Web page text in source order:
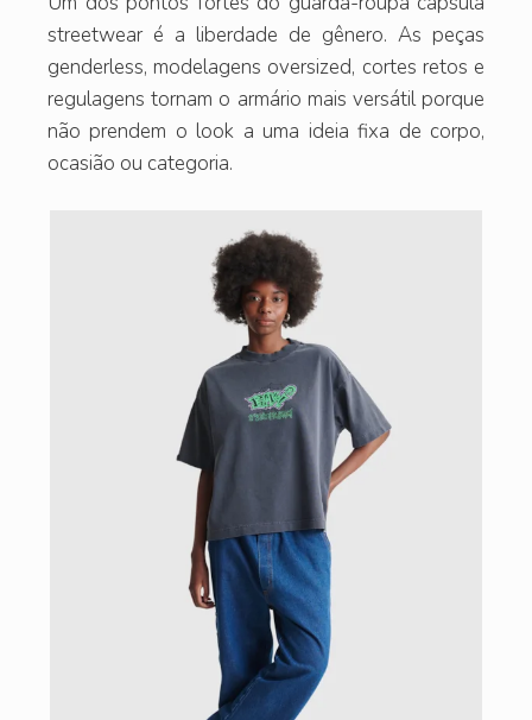
streetwear é a liberdade de gênero. As peças
genderless, modelagens oversized, cortes retos e
regulagens tornam o armário mais versátil porque
não prendem o look a uma ideia fixa de corpo,
ocasião ou categoria.